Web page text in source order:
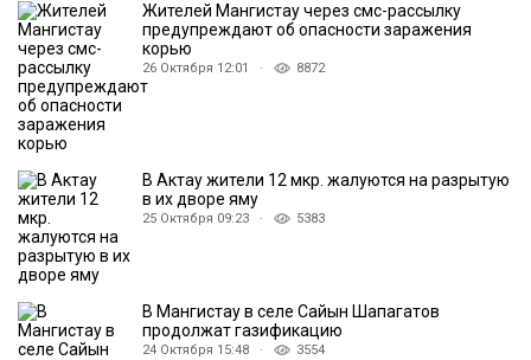
Жителей Мангистау через смс-рассылку
предупреждают об опасности заражения
корью
26 Октября 12:01 · 8872
В Актау жители 12 мкр. жалуются на разрытую
в их дворе яму
25 Октября 09:23 · 5383
В Мангистау в селе Сайын Шапагатов
продолжат газификацию
24 Октября 15:48 · 3554